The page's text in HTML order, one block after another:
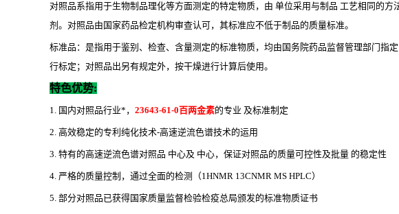
对照品系指用于生物制品理化等方面测定的特定物质，由 单位采用与制品 工艺相同的方
剂。对照品由国家药品检定机构审查认可，其标准应不低于制品的质量标准。
标准品：是指用于鉴别、检查、含量测定的标准物质，均由国务院药品监督管理部门
行标定；对照品出另有规定外，按干燥进行计算后使用。
特色优势:
1. 国内对照品行业*， 23643-61-0百两金素的专业 及标准制定
2. 高效稳定的专利纯化技术-高速逆流色谱技术的运用
3. 特有的高速逆流色谱对照品 中心及 中心，保证对照品的质量可控性及批量 的稳定性
4. 严格的质量控制，通过全面的检测（1HNMR 13CNMR MS HPLC）
5. 部分对照品已获得国家质量监督检验检疫总局颁发的标准物质证书